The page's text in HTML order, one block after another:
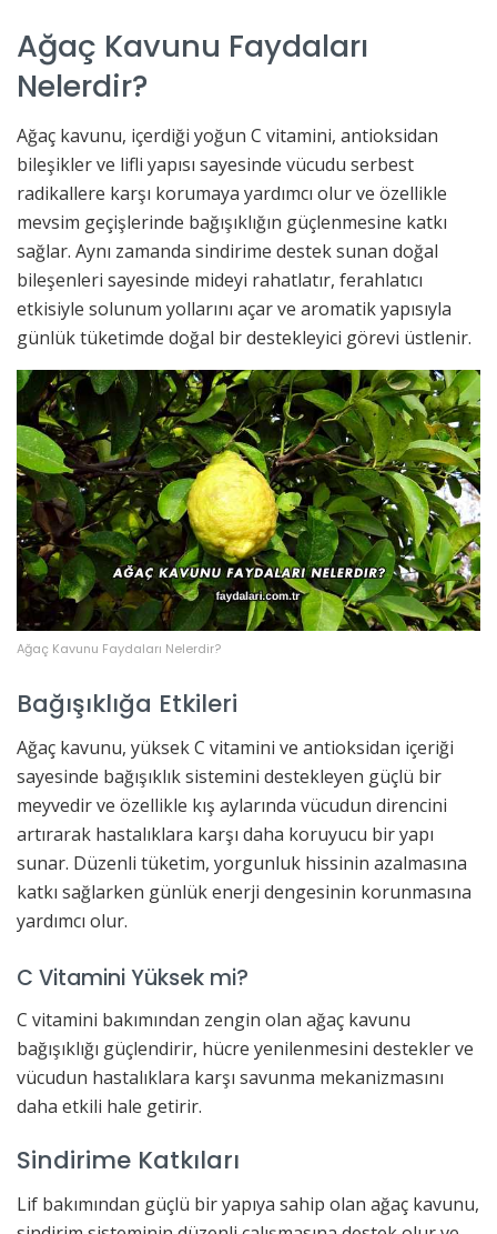
Ağaç Kavunu Faydaları
Nelerdir?
Ağaç kavunu, içerdiği yoğun C vitamini, antioksidan
bileşikler ve lifli yapısı sayesinde vücudu serbest
radikallere karşı korumaya yardımcı olur ve özellikle
mevsim geçişlerinde bağışıklığın güçlenmesine katkı
sağlar. Aynı zamanda sindirime destek sunan doğal
bileşenleri sayesinde mideyi rahatlatır, ferahlatıcı
etkisiyle solunum yollarını açar ve aromatik yapısıyla
günlük tüketimde doğal bir destekleyici görevi üstlenir.
Ağaç Kavunu Faydaları Nelerdir?
Bağışıklığa Etkileri
Ağaç kavunu, yüksek C vitamini ve antioksidan içeriği
sayesinde bağışıklık sistemini destekleyen güçlü bir
meyvedir ve özellikle kış aylarında vücudun direncini
artırarak hastalıklara karşı daha koruyucu bir yapı
sunar. Düzenli tüketim, yorgunluk hissinin azalmasına
katkı sağlarken günlük enerji dengesinin korunmasına
yardımcı olur.
C Vitamini Yüksek mi?
C vitamini bakımından zengin olan ağaç kavunu
bağışıklığı güçlendirir, hücre yenilenmesini destekler ve
vücudun hastalıklara karşı savunma mekanizmasını
daha etkili hale getirir.
Sindirime Katkıları
Lif bakımından güçlü bir yapıya sahip olan ağaç kavunu,